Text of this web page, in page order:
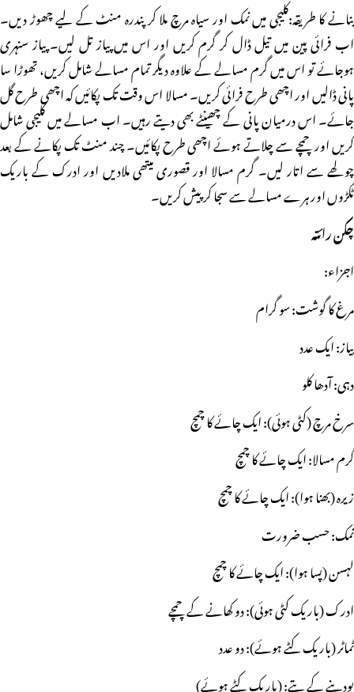
بنانے کا طریقہ:کلیجی میں نمک اور سیاہ مرچ ملا کر پندرہ منٹ کے لیے چھوڑ دیں۔
اب فرائی پین میں تیل ڈال کر گرم کریں اور اس میں پیاز تل لیں۔ پیاز سنہری
ہوجائے تو اس میں گرم مسالے کے علاوہ دیگر تمام مسالے شامل کریں، تھوڑا سا
پانی ڈالیں اور اچھی طرح فرائی کریں۔ مسالا اس وقت تک پکائیں کہ اچھی طرح گل
جائے۔ اس درمیان پانی کے چھینٹے بھی دیتے رہیں۔ اب مسالے میں کلیجی شامل
کریں اور چمچے سے چلاتے ہوئے اچھی طرح پکائیں۔ چند منٹ تک پکانے کے بعد
چولھے سے اتار لیں۔ گرم مسالا اور قصوری میتھی ملادیں اور ادرک کے باریک
ٹکڑوں اور ہرے مسالے سے سجا کر پیش کریں۔
چکن رائتہ
اجزاء:
مرغ کا گوشت: سو گرام
پیاز: ایک عدد
دہی: آدھا کلو
سرخ مرچ (کٹی ہوئی): ایک چائے کا چمچ
گرم مسالا: ایک چائے کا چمچ
زیرہ (بھنا ہوا): ایک چائے کا چمچ
نمک: حسب ضرورت
لہسن (پسا ہوا): ایک چائے کا چمچ
ادرک (باریک کٹی ہوئی): دو کھانے کے چمچے
ٹماٹر (باریک کٹے ہوئے): دو عدد
پودینے کے پتے: (باریک کٹے ہوئے)